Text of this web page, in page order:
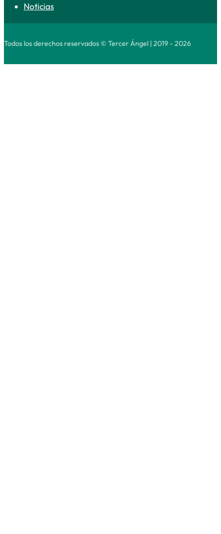
Noticias
Todos los derechos reservados © Tercer Ángel | 2019 - 2026